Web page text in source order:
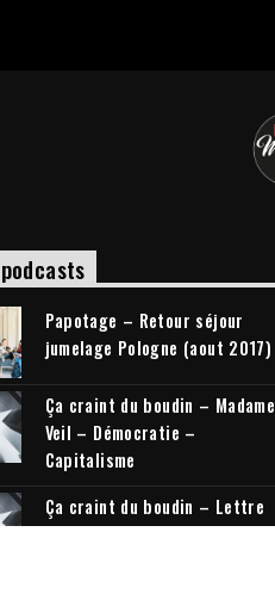
Papotage – Retour séjour
jumelage Pologne (aout 2017)
Ça craint du boudin – Madame
Veil – Démocratie –
Capitalisme
Ça craint du boudin – Lettre
à mon cousin + Elections